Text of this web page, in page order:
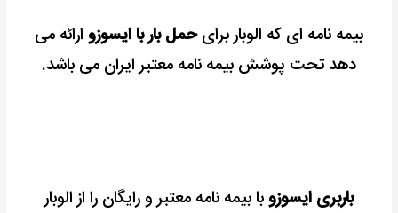
بیمه نامه ای که الوبار برایحمل بار با ایسوزو ارائه می
دهد تحت پوشش بیمه نامه معتبر ایران می باشد.
باربری ایسوزوبا بیمه نامه معتبر و رایگان را از الوبار